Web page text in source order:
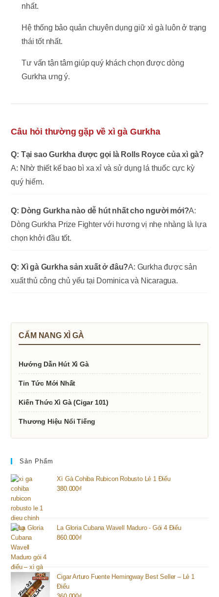
nhất.
Hệ thống bảo quản chuyên dụng giữ xì gà luôn ở trạng
thái tốt nhất.
Tư vấn tận tâm giúp quý khách chọn được dòng
Gurkha ưng ý.
Câu hỏi thường gặp về xì gà Gurkha
Q: Tại sao Gurkha được gọi là Rolls Royce của xì gà?
A: Nhờ thiết kế bao bì xa xỉ và sử dụng lá thuốc cực kỳ
quý hiếm.
Q: Dòng Gurkha nào dễ hút nhất cho người mới?A:
Dòng Gurkha Prize Fighter với hương vị nhẹ nhàng là lựa
chọn khởi đầu tốt.
Q: Xì gà Gurkha sản xuất ở đâu?A: Gurkha được sản
xuất thủ công chủ yếu tại Dominica và Nicaragua.
CẨM NANG XÌ GÀ
Hướng Dẫn Hút Xì Gà
Tin Tức Mới Nhất
Kiến Thức Xì Gà (Cigar 101)
Thương Hiệu Nổi Tiếng
Sản Phẩm
Xì Gà Cohiba Rubicon Robusto Lẻ 1 Điếu
380.000₫
La Gloria Cubana Wavell Maduro - Gói 4 Điếu
860.000₫
Cigar Arturo Fuente Hemingway Best Seller – Lẻ 1
Điếu